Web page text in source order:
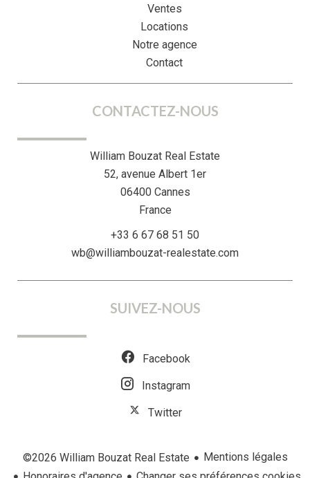
Ventes
Locations
Notre agence
Contact
CONTACTEZ-NOUS
William Bouzat Real Estate
52, avenue Albert 1er
06400Cannes
France
+33 6 67 68 51 50
wb@williambouzat-realestate.com
SUIVEZ-NOUS
Facebook
Instagram
Twitter
©2026 William Bouzat Real Estate
Mentions légales